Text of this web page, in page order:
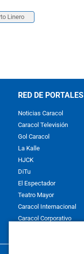
Linero
RED DE PORTALES
Noticias Caracol
Caracol Televisión
Gol Caracol
La Kalle
HJCK
DiTu
El Espectador
Teatro Mayor
Caracol Internacional
Caracol Corporativo